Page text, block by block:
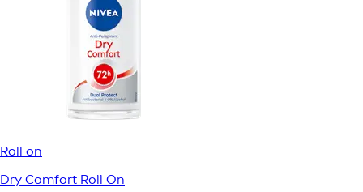
Roll on
Dry Comfort Roll On